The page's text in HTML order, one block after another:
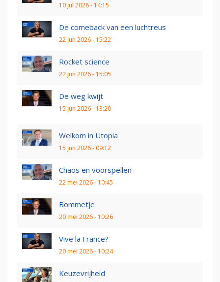
10 jul 2026 - 14:15
De comeback van een luchtreus
22 jun 2026 - 15:22
Rocket science
22 jun 2026 - 15:05
De weg kwijt
15 jun 2026 - 13:20
Welkom in Utopia
15 jun 2026 - 09:12
Chaos en voorspellen
22 mei 2026 - 10:45
Bommetje
20 mei 2026 - 10:26
Vive la France?
20 mei 2026 - 10:24
Keuzevrijheid